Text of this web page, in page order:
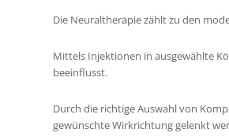
Die Neuraltherapie zählt zu den
Mittels Injektionen in ausgewählte
beeinflusst.
Durch die richtige Auswahl von
gewünschte Wirkrichtung gelenkt